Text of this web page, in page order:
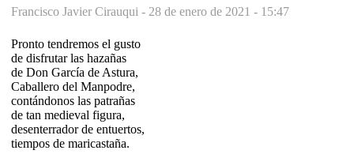
Francisco Javier Cirauqui - 28 de enero de 2021 - 15:47
Pronto tendremos el gusto
de disfrutar las hazañas
de Don García de Astura,
Caballero del Manpodre,
contándonos las patrañas
de tan medieval figura,
desenterrador de entuertos,
tiempos de maricastaña.